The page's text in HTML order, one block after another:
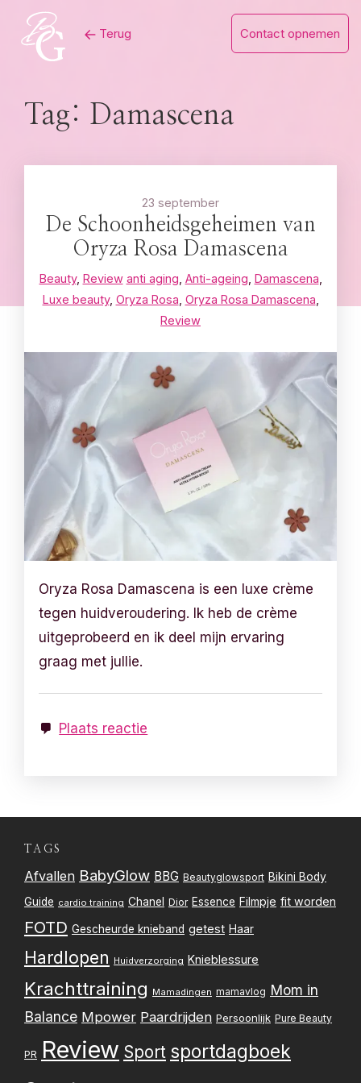
content
Terug Contact opnemen
Tag: Damascena
23 september
De Schoonheidsgeheimen van
Oryza Rosa Damascena
Beauty, Review anti aging Anti-ageing Damascena
Luxe beauty, Oryza Rosa Oryza Rosa Damascena
Review
Oryza Rosa Damascena is een luxe crème
tegen huidveroudering. Ik heb de crème
uitgeprobeerd en ik deel mijn ervaring
graag met jullie.
Plaats reactie
TAGS
Afvallen BabyGlow BBG Beautyglowsport Bikini Body
Guide cardio training Chanel Dior Essence Filmpje fit worden
FOTD Gescheurde knieband getest Haar
Hardlopen Huidverzorging Knieblessure
Krachttraining Mamadingen mamavlog Mom in
Balance Mpower Paardrijden Persoonlijk Pure Beauty
PR Review Sport sportdagboek